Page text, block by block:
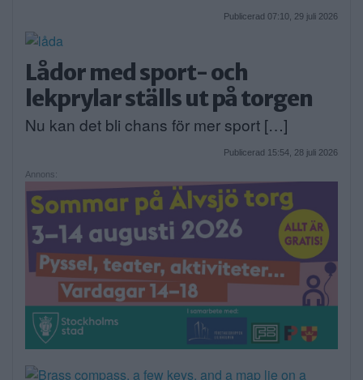
Publicerad 07:10, 29 juli 2026
Lådor med sport- och
lekprylar ställs ut på torgen
Nu kan det bli chans för mer sport […]
Publicerad 15:54, 28 juli 2026
Annons: